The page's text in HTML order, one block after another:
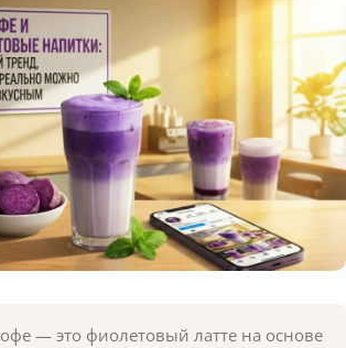
— это фиолетовый латте на основе